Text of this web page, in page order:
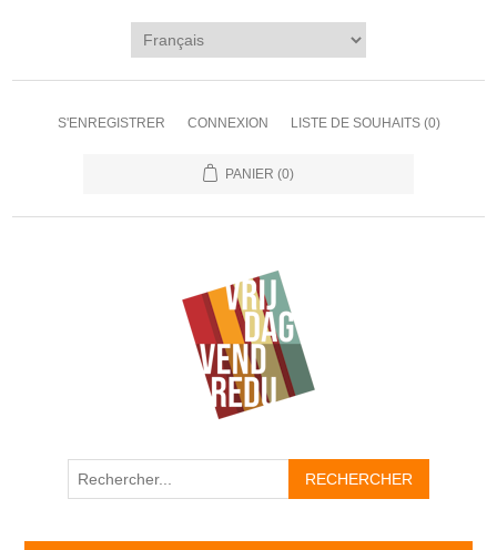
S'ENREGISTRER CONNEXION LISTE DE SOUHAITS (0)
PANIER (0)